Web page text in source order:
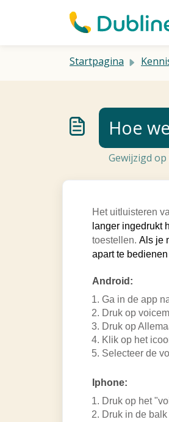
Startpagina
Hoe
Gewijzigd op
Het uitluisteren
langer ingedrukt
toestellen. Als je
apart te bedienen
Android:
Ga in de app
Druk op
Druk op
Klik op het
Selecteer de
Iphone:
Druk op het
Druk in de